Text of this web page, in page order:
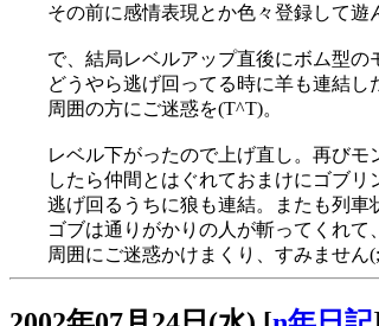
その前に感情表現とか色々登録して遊
で、結局レベルアップ直後にボム型の
どうやら逃げ回ってる時に羊も連結
周囲の方にご迷惑を(T^T)。
レベル下がったので上げ直し。再びモ
したら仲間とはぐれておまけにゴブ
逃げ回るうちに狼も連結。またも列車
ゴブは通りがかりの人が斬ってくれて
周囲にご迷惑かけまくり、すみません